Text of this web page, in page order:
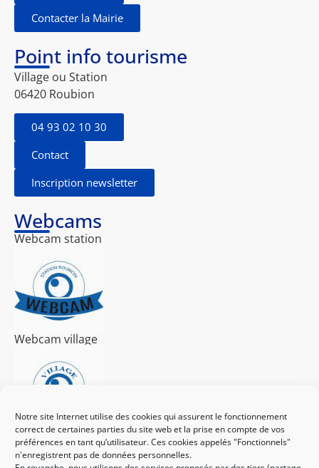
Notre site Internet utilise des cookies qui assurent le fonctionnement
correct de certaines parties du site web et la prise en compte de vos
préférences en tant qu’utilisateur. Ces cookies appelés "Fonctionnels"
n'enregistrent pas de données personnelles.
Contacter la Mairie
Point info tourisme
Village ou Station
06420 Roubion
04 93 02 10 30
Contact
Inscription newsletter
Webcams
Webcam station
Webcam village
J'achète mon forfait ici